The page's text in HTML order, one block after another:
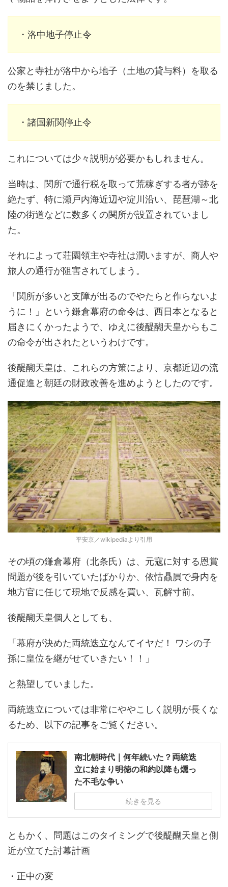
・洛中地子停止令
公家と寺社が洛中から地子（土地の貸与料）を取る
のを禁じました。
・諸国新関停止令
これについては少々説明が必要かもしれません。
当時は、関所で通行税を取って荒稼ぎする者が跡を
絶たず、特に瀬戸内海近辺や淀川沿い、琵琶湖～北
陸の街道などに数多くの関所が設置されていまし
た。
それによって荘園領主や寺社は潤いますが、商人や
旅人の通行が阻害されてしまう。
「関所が多いと支障が出るのでやたらと作らないよ
うに！」という鎌倉幕府の命令は、西日本となると
届きにくかったようで、ゆえに後醍醐天皇からもこ
の命令が出されたというわけです。
後醍醐天皇は、これらの方策により、京都近辺の流
通促進と朝廷の財政改善を進めようとしたのです。
平安京／wikipediaより引用
その頃の鎌倉幕府（北条氏）は、元寇に対する恩賞
問題が後を引いていたばかりか、依怙贔屓で身内を
地方官に任じて現地で反感を買い、瓦解寸前。
後醍醐天皇個人としても、
「幕府が決めた両統迭立なんてイヤだ！ ワシの子
孫に皇位を継がせていきたい！！」
と熱望していました。
両統迭立については非常にややこしく説明が長くな
るため、以下の記事をご覧ください。
南北朝時代｜何年続いた？両統迭
立に始まり明徳の和約以降も燻っ
た不毛な争い
続きを見る
ともかく、問題はこのタイミングで後醍醐天皇と側
近が立てた討幕計画
・正中の変